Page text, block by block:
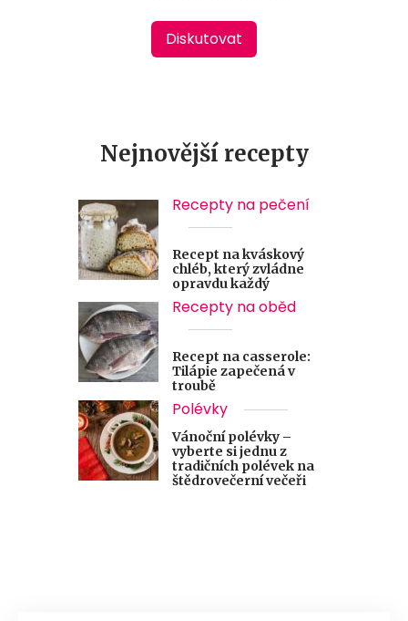
Diskutovat
Nejnovější recepty
Recepty na pečení
Recept na kváskový
chléb, který zvládne
opravdu každý
Recepty na oběd
Recept na casserole:
Tilápie zapečená v
troubě
Polévky
Vánoční polévky –
vyberte si jednu z
tradičních polévek na
štědrovečerní večeři